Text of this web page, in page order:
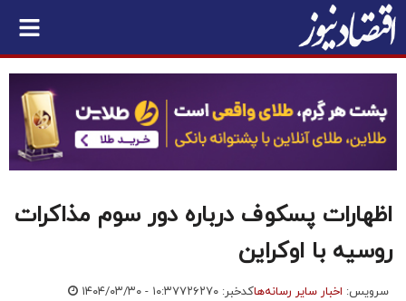
اظهارات پسکوف درباره دور سوم مذاکرات
روسیه با اوکراین
سرویس: اخبار سایر رسانه‌هاکدخبر: ۷۲۶۲۷۰ ۱۴۰۴/۰۳/۳۰ - ۱۰:۳۷